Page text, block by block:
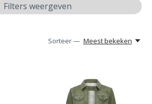
Filters weergeven
Sorteer — Meest bekeken